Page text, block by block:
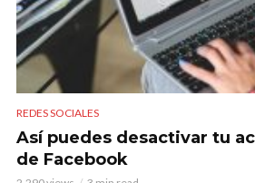
REDES SOCIALES
Así puedes desactivar tu
de Facebook